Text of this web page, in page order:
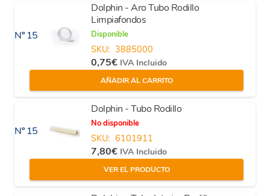
Nº 15
Dolphin - Aro Tubo Rodillo
Limpiafondos
Disponible
SKU: 3885000
0,75€ IVA Incluido
AÑADIR AL CARRITO
Nº 15
Dolphin - Tubo Rodillo
No disponible
SKU: 6101911
7,80€ IVA Incluido
VER EL PRODUCTO